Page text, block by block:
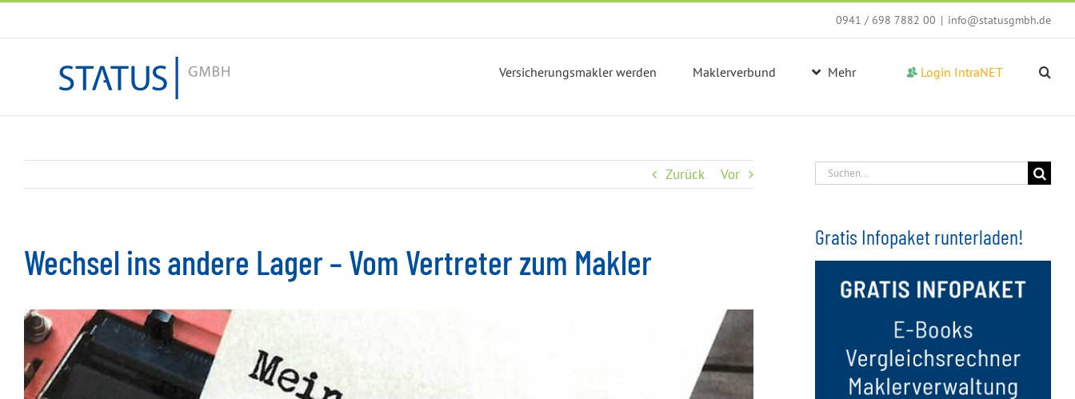
Inhalt
0941 / 698 7882 00 | info@statusgmbh.de
Versicherungsmakler werden Maklerverbund Mehr Login IntraNET
Zurück Vor
Wechsel ins andere Lager – Vom Vertreter zum Makler
Suche
Gratis Infopaket runterladen!